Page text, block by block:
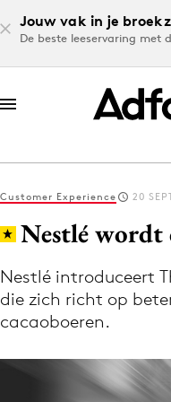
Jouw vak in je
De beste leeservaring met
Log in
Volg het laatste
Customer Experience 20
Nestlé wordt
Nestlé introduceert
die zich richt op
cacaoboeren.